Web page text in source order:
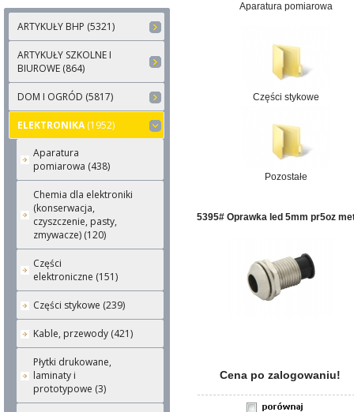
ARTYKUŁY BHP (5321)
ARTYKUŁY SZKOLNE I
BIUROWE (864)
DOM I OGRÓD (5817)
ELEKTRONIKA(1952)
Aparatura
pomiarowa (438)
Chemia dla elektroniki
(konserwacja,
czyszczenie, pasty,
zmywacze) (120)
Części
elektroniczne (151)
Części stykowe (239)
Kable, przewody (421)
Płytki drukowane,
laminaty i
prototypowe (3)
Aparatura pomiarowa
Części stykowe
Pozostałe
5395# Oprawka led 5mm pr5oz
Cena po zalogowaniu!